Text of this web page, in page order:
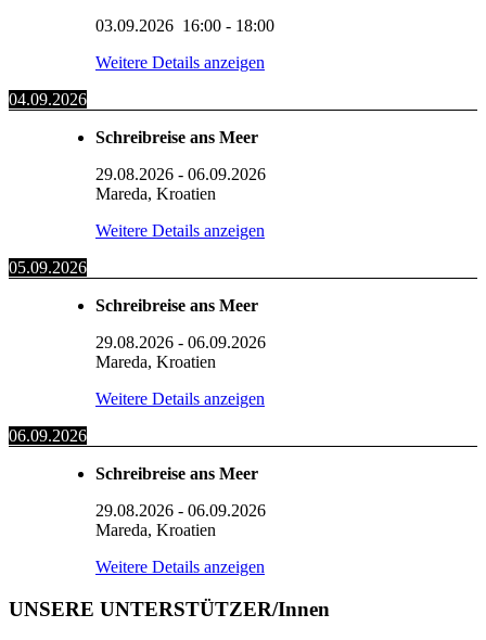
03.09.2026 16:00 - 18:00
Weitere Details anzeigen
04.09.2026
Schreibreise ans Meer
29.08.2026 - 06.09.2026
Mareda, Kroatien
Weitere Details anzeigen
05.09.2026
Schreibreise ans Meer
29.08.2026 - 06.09.2026
Mareda, Kroatien
Weitere Details anzeigen
06.09.2026
Schreibreise ans Meer
29.08.2026 - 06.09.2026
Mareda, Kroatien
Weitere Details anzeigen
UNSERE UNTERSTÜTZER/Innen